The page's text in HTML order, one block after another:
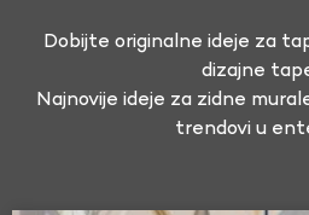
Dobijte originalne ideje za
dizajne
Najnovije ideje za zidne
trendovi u